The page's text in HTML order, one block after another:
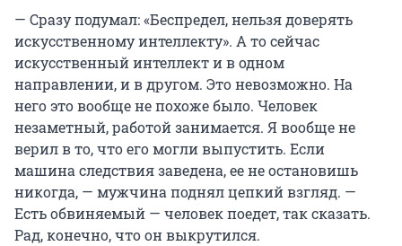
— Сразу подумал: «Беспредел, нельзя доверять
искусственному интеллекту». А то сейчас
искусственный интеллект и в одном
направлении, и в другом. Это невозможно. На
него это вообще не похоже было. Человек
незаметный, работой занимается. Я вообще не
верил в то, что его могли выпустить. Если
машина следствия заведена, ее не остановишь
никогда, — мужчина поднял цепкий взгляд. —
Есть обвиняемый — человек поедет, так сказать.
Рад, конечно, что он выкрутился.